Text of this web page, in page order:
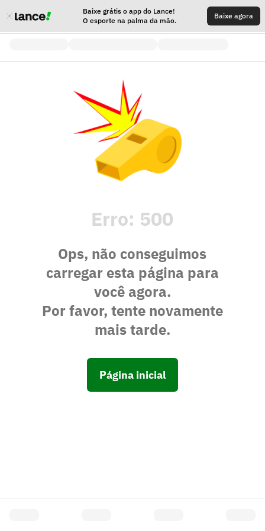
Baixe grátis o app do Lance!
O esporte na palma da mão.
Baixe agora
Erro: 500
Ops, não conseguimos
carregar esta página para
você agora.
Por favor, tente novamente
mais tarde.
Página inicial